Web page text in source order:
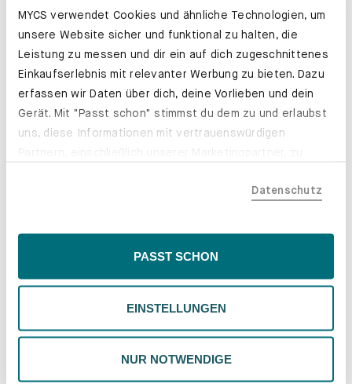
MYCS verwendet Cookies und ähnliche Technologien, um
unsere Website sicher und funktional zu halten, die
Leistung zu messen und dir ein auf dich zugeschnittenes
Einkaufserlebnis mit relevanter Werbung zu bieten. Dazu
erfassen wir Daten über dich, deine Vorlieben und dein
Gerät. Mit "Passt schon" stimmst du dem zu und erlaubst
uns, diese Informationen mit vertrauenswürdigen
der EU, beispielsweise in den USA, verarbeitet werden
Inhalte eingeschränkt sein könnten. Wähle
deiner Präferenzen. Du kannst deine Wahl jederzeit
ändern. Weitere Informationen findest du in unserer
Datenschutzrichtlinie.
Datenschutz
PASST SCHON
EINSTELLUNGEN
NUR NOTWENDIGE
Erfahre mehr